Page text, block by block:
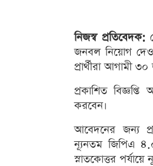
নিজস্ব প্রতিবেদক:
জনবল নিয়োগ
প্রার্থীরা আগামী
প্রকাশিত বিজ্ঞপ্তি
করবেন।
আবেদনের জন্য
ন্যূনতম জিপিএ
স্নাতকোত্তর